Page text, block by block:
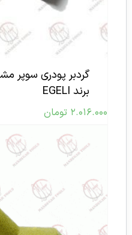
برند EGELI
۲.۰۱۶.۰۰۰ تومان